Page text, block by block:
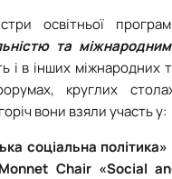
освітньої
та
і в інших міжнародних
круглих
вони взяли участь у:
соціальна політика»
Chair «Social